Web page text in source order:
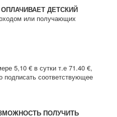
ДЕТСКИЙ
или получающих
5,10 € в сутки т.е 71.40 €,
подписать соответствующее
ПОЛУЧИТЬ